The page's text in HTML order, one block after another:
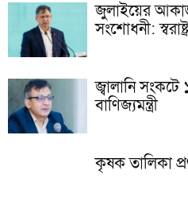
জুলাইয়ের
সংশোধনী:
জ্বালানি
বাণিজ্যমন্ত্রী
কৃষক তালিকা